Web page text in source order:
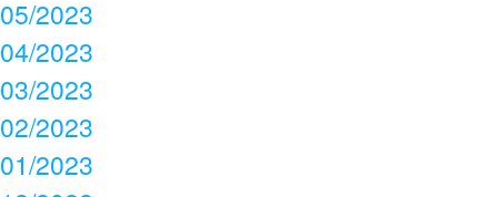
05/2023
04/2023
03/2023
02/2023
01/2023